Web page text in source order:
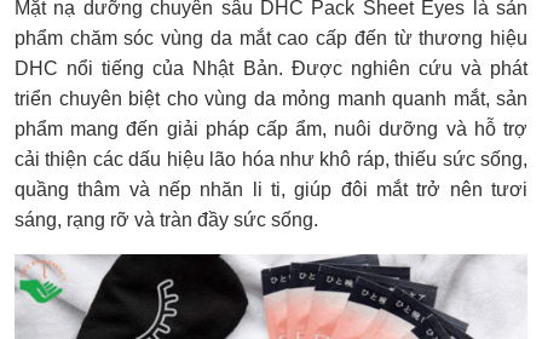
Mặt nạ dưỡng chuyên sâu DHC Pack Sheet Eyes là sản
phẩm chăm sóc vùng da mắt cao cấp đến từ thương hiệu
DHC nổi tiếng của Nhật Bản. Được nghiên cứu và phát
triển chuyên biệt cho vùng da mỏng manh quanh mắt, sản
phẩm mang đến giải pháp cấp ẩm, nuôi dưỡng và hỗ trợ
cải thiện các dấu hiệu lão hóa như khô ráp, thiếu sức sống,
quầng thâm và nếp nhăn li ti, giúp đôi mắt trở nên tươi
sáng, rạng rỡ và tràn đầy sức sống.